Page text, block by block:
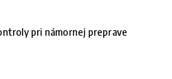
pri námornej preprave